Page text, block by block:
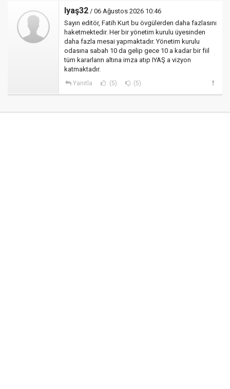
Iyaş32 / 06 Ağustos 2026 10:46
Sayın editör, Fatih Kurt bu övgülerden daha fazlasını
haketmektedir. Her bir yönetim kurulu üyesinden
daha fazla mesai yapmaktadır. Yönetim kurulu
odasına sabah 10 da gelip gece 10 a kadar bir fiil
tüm kararların altına imza atıp IYAŞ a vizyon
katmaktadır.
Yanıtla (5) (5)